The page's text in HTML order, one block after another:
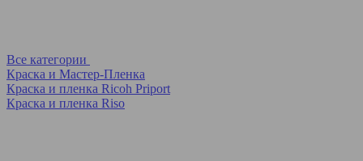
Все категории
Краска и Мастер-Пленка
Краска и пленка Ricoh Priport
Краска и пленка Riso